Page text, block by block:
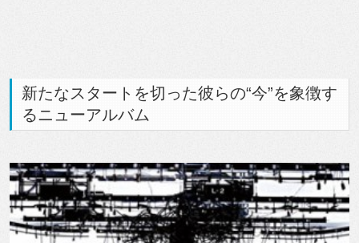
新たなスタートを切った彼らの“今”を象徴す
るニューアルバム